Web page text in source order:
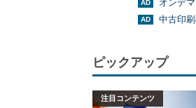
オンデ
中古印
ピックアップ
注目コンテンツ